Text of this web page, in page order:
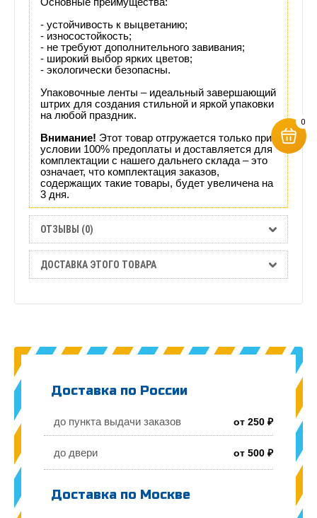
- устойчивость к выцветанию;
- износостойкость;
- не требуют дополнительного завивания;
- широкий выбор ярких цветов;
- экологически безопасны.
Упаковочные ленты – идеальный завершающий
штрих для создания стильной и яркой упаковки
на любой праздник.
Внимание! Этот товар отгружается только при
условии 100% предоплаты и доставляется для
комплектации с нашего дальнего склада – это
означает, что комплектация заказов,
содержащих такие товары, будет увеличена на
3 дня.
ОТЗЫВЫ (0)
ДОСТАВКА ЭТОГО ТОВАРА
Доставка по России
до пункта выдачи заказов от 250 ₽
до двери от 500 ₽
Доставка по Москве
0